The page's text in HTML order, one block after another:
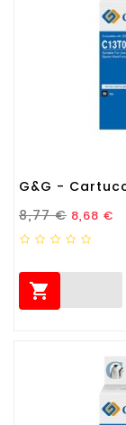
G&G -
Prezzo Standard
8,77 € Prezzo
8,68 €
